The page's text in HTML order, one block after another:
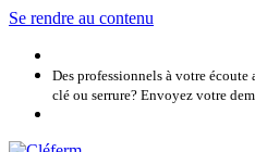
Se rendre au contenu
Des professionnels à votre
clé ou serrure? Envoyez votre